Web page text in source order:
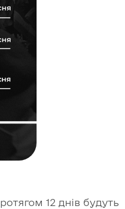
12 днів будуть